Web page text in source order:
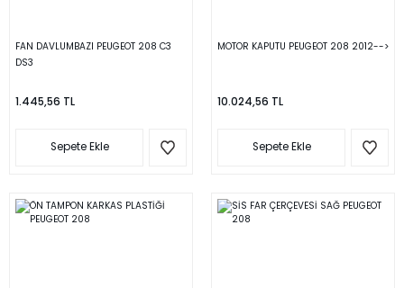
FAN DAVLUMBAZI PEUGEOT 208 C3
DS3
1.445,56 TL
Sepete Ekle
MOTOR KAPUTU PEUGEOT 208 2012-->
10.024,56 TL
Sepete Ekle